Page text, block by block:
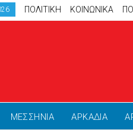
ΠΟΛΙΤΙΚΗ ΚΟΙΝΩΝΙΚΑ
ΜΕΣΣΗΝΙΑ ΑΡΚΑΔΙΑ